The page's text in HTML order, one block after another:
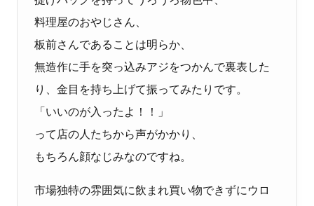
料理屋のおやじさん、
板前さんであることは明らか、
無造作に手を突っ込みアジをつかんで裏表した
り、金目を持ち上げて振ってみたりです。
「いいのが入ったよ！！」
って店の人たちから声がかかり、
もちろん顔なじみなのですね。
市場独特の雰囲気に飲まれ買い物できずにウロ